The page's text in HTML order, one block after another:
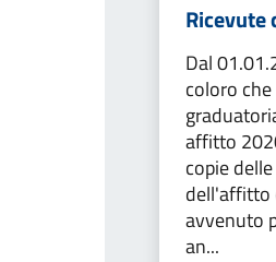
Dal
coloro
affitto
copie
dell'affitto
avvenuto
an...